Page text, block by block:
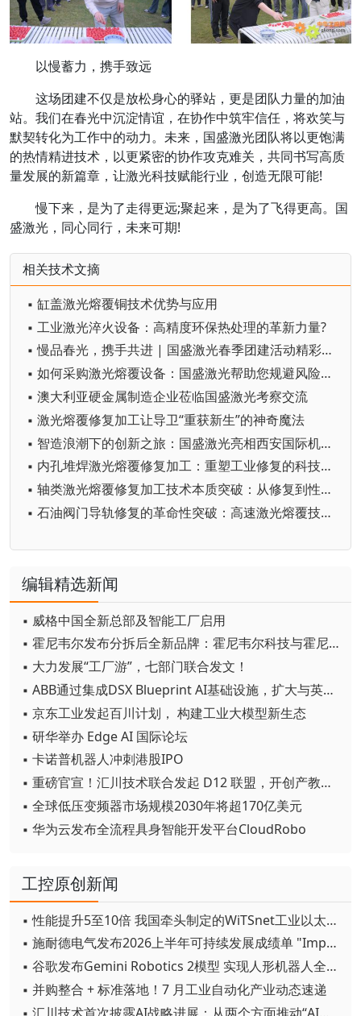
以慢蓄力，携手致远
这场团建不仅是放松身心的驿站，更是团队力量的加油
站。我们在春光中沉淀情谊，在协作中筑牢信任，将欢笑与
默契转化为工作中的动力。未来，国盛激光团队将以更饱满
的热情精进技术，以更紧密的协作攻克难关，共同书写高质
量发展的新篇章，让激光科技赋能行业，创造无限可能!
慢下来，是为了走得更远;聚起来，是为了飞得更高。国
盛激光，同心同行，未来可期!
相关技术文摘
▪ 缸盖激光熔覆铜技术优势与应用
▪ 工业激光淬火设备：高精度环保热处理的革新力量?
▪ 慢品春光，携手共进 | 国盛激光春季团建活动精彩回顾
▪ 如何采购激光熔覆设备：国盛激光帮助您规避风险、优化采购决策
▪ 澳大利亚硬金属制造企业莅临国盛激光考察交流
▪ 激光熔覆修复加工让导卫“重获新生”的神奇魔法
▪ 智造浪潮下的创新之旅：国盛激光亮相西安国际机床展
▪ 内孔堆焊激光熔覆修复加工：重塑工业修复的科技标杆?
▪ 轴类激光熔覆修复加工技术本质突破：从修复到性能跃迁?
▪ 石油阀门导轨修复的革命性突破：高速激光熔覆技术的全面解析
编辑精选新闻
▪ 威格中国全新总部及智能工厂启用
▪ 霍尼韦尔发布分拆后全新品牌：霍尼韦尔科技与霍尼韦尔航空航天
▪ 大力发展“工厂游”，七部门联合发文！
▪ ABB通过集成DSX Blueprint AI基础设施，扩大与英伟达的合作
▪ 京东工业发起百川计划， 构建工业大模型新生态
▪ 研华举办 Edge AI 国际论坛
▪ 卡诺普机器人冲刺港股IPO
▪ 重磅官宣！汇川技术联合发起 D12 联盟，开创产教融合新范式
▪ 全球低压变频器市场规模2030年将超170亿美元
▪ 华为云发布全流程具身智能开发平台CloudRobo
工控原创新闻
▪ 性能提升5至10倍 我国牵头制定的WiTSnet工业以太网国际标准正式发布
▪ 施耐德电气发布2026上半年可持续发展成绩单 "Impact 2030"路线图开局稳健
▪ 谷歌发布Gemini Robotics 2模型 实现人形机器人全身智能控制突破
▪ 并购整合 + 标准落地！7 月工业自动化产业动态速递